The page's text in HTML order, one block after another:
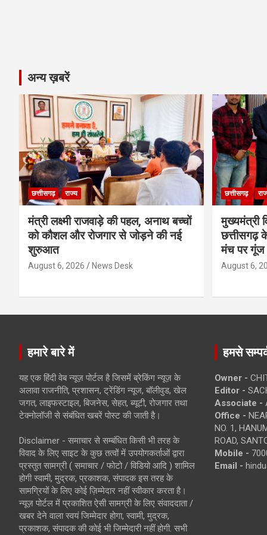
अन्य ख़बरें
छत्तीसगढ़ राज्य
मंत्री लक्ष्मी राजवाड़े की पहल, अनाथ बच्चों
को कौशल और रोजगार से जोड़ने की नई
शुरुआत
August 6, 2026 News Desk
छत्तीसगढ़
मुख्यमंत्री
छत्तीसगढ़
मंच पर गूंज
August 6,
हमारे बारे में
यह एक हिंदी वेब न्यूज़ पोर्टल है जिसमें ब्रेकिंग न्यूज़ के
अलावा राजनीति, प्रशासन, ट्रेंडिंग न्यूज, बॉलीवुड, खेल
जगत, लाइफस्टाइल, बिजनेस, सेहत, ब्यूटी, रोजगार तथा
टेक्नोलॉजी से संबंधित खबरें पोस्ट की जाती है।
Disclaimer - समाचार से सम्बंधित किसी भी तरह के
विवाद के लिए साइट के कुछ तत्वों में उपयोगकर्ताओं द्वारा
प्रस्तुत सामग्री ( समाचार / फोटो / विडियो आदि ) शामिल
होगी स्वामी, मुद्रक, प्रकाशक, संपादक इस तरह के
सामग्रियों के लिए कोई ज़िम्मेदार नहीं स्वीकार करता है।
न्यूज़ पोर्टल में प्रकाशित ऐसी सामग्री के लिए संवाददाता /
खबर देने वाला स्वयं जिम्मेदार होगा, स्वामी, मुद्रक,
प्रकाशक, संपादक की कोई भी जिम्मेदारी नहीं होगी. सभी
हमसे
Owner -
Editor -
Associate -
Office -
NO. 1,
ROAD,
Mobile -
Email -